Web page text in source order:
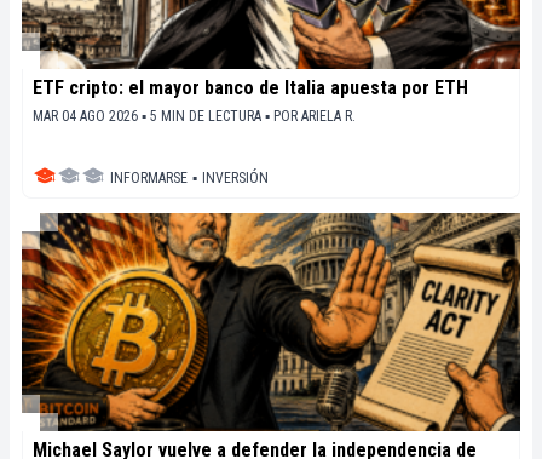
ETF cripto: el mayor banco de Italia apuesta por ETH
MAR 04 AGO 2026 ▪ 5 MIN DE LECTURA ▪ POR ARIELA R.
INFORMARSE ▪ INVERSIÓN
Michael Saylor vuelve a defender la independencia de